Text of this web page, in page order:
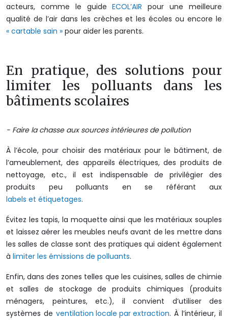
acteurs, comme le guideECOL’AIR pour une meilleure
qualité de l’air dans les crèches et les écoles ou encore le
« cartable sain » pour aider les parents.
En pratique, des solutions pour
limiter les polluants dans les
bâtiments scolaires
- Faire la chasse aux sources intérieures de pollution
À l’école, pour choisir des matériaux pour le bâtiment, de
l’ameublement, des appareils électriques, des produits de
nettoyage, etc., il est indispensable de privilégier des
produits peu polluants en se référant aux
labels et étiquetages.
Évitez les tapis, la moquette ainsi que les matériaux souples
et laissez aérer les meubles neufs avant de les mettre dans
les salles de classe sont des pratiques qui aident également
à limiter les émissions de polluants.
Enfin, dans des zones telles que les cuisines, salles de chimie
et salles de stockage de produits chimiques (produits
ménagers, peintures, etc.), il convient d’utiliser des
systèmes de ventilation locale par extraction. À l’intérieur, il